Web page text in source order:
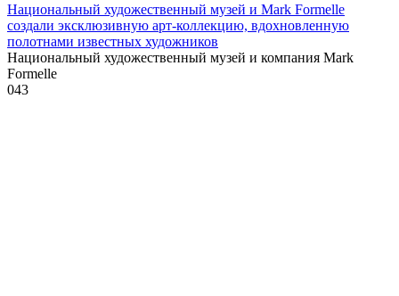
Национальный художественный музей и Mark Formelle
создали эксклюзивную арт-коллекцию, вдохновленную
полотнами известных художников
Национальный художественный музей и компания Mark
Formelle
043